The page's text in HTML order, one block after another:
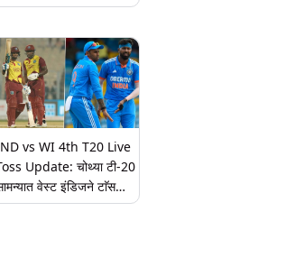
विकेटकीपिंग करताना
vs WI 4th T20 Live
Update: चोथ्या टी-20
वेस्ट इंडिजने टाॅस
प्रथम फलंदांजी करण्याचा